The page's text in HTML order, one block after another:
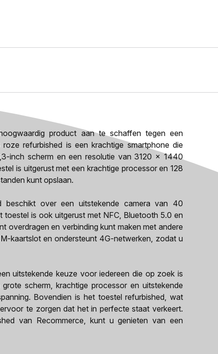
product aan te schaffen tegen een
refurbished is een krachtige smartphone die
inch scherm en een resolutie van 3120 x 1440
is uitgerust met een krachtige processor en 128
kunt opslaan.
over een uitstekende camera van 40
is ook uitgerust met NFC, Bluetooth 5.0 en
overdragen en verbinding kunt maken met andere
kaartslot en ondersteunt 4G-netwerken, zodat u
uitstekende keuze voor iedereen die op zoek is
scherm, krachtige processor en uitstekende
Bovendien is het toestel refurbished, wat
te zorgen dat het in perfecte staat verkeert.
van Recommerce, kunt u genieten van een